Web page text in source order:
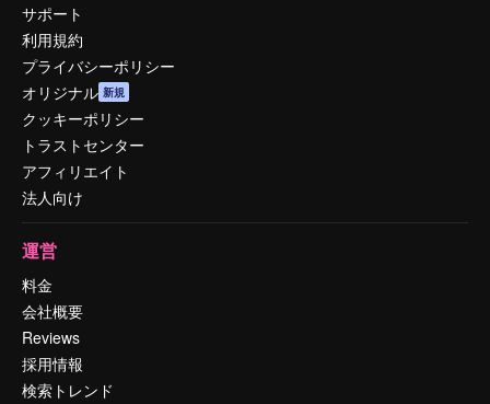
サポート
利用規約
プライバシーポリシー
オリジナル 新規
クッキーポリシー
トラストセンター
アフィリエイト
法人向け
運営
料金
会社概要
Reviews
採用情報
検索トレンド